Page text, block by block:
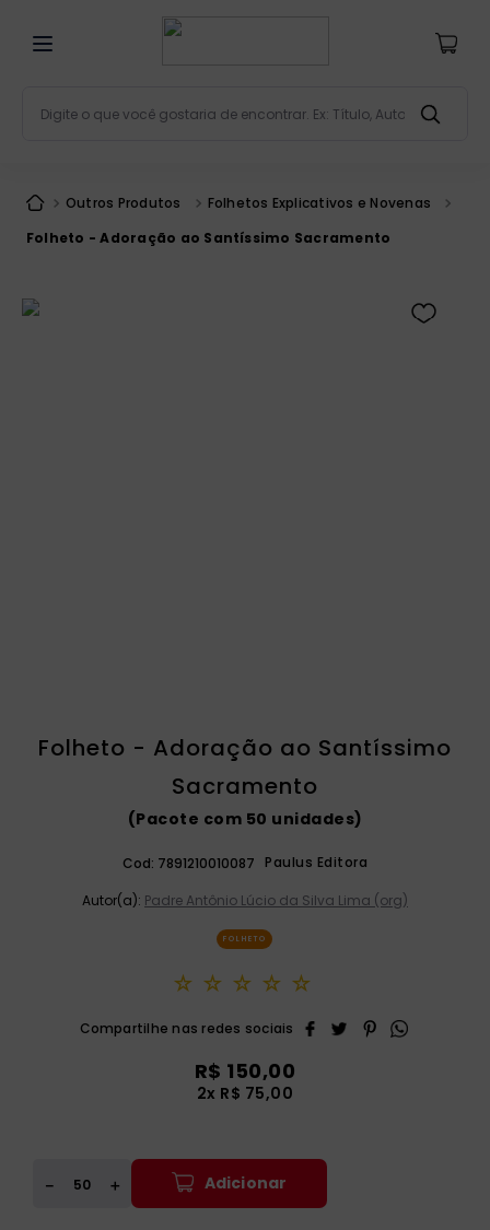
Outros Produtos
Folhetos Explicativos e Novenas
Folheto - Adoração ao Santíssimo Sacramento
Folheto - Adoração ao Santíssimo
Sacramento
(Pacote com 50 unidades)
Cod: 7891210010087 Paulus Editora
Autor(a): Padre Antônio Lúcio da Silva Lima (org)
FOLHETO
☆ ☆ ☆ ☆ ☆
R$ 150,00
2x R$ 75,00
＋
－ Adicionar
bíblia
2º liturgia